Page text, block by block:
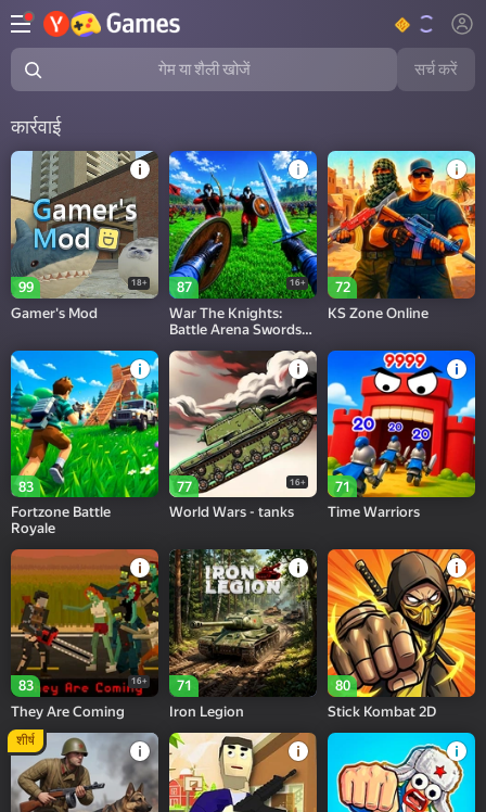
गेम या शैली खोजें सर्च करें
कार्रवाई
99 18+
Gamer's Mod
87 16+
War The Knights:
Battle Arena Swords
72
KS Zone Online
83
Fortzone Battle
Royale
77 16+
World Wars - tanks
71
Time Warriors
83 16+
They Are Coming
71
Iron Legion
80
Stick Kombat 2D
शीर्ष